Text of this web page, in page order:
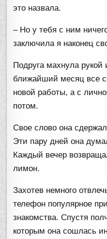
это назвала.
­– Но у тебя с ним
заключила я наконец
Подруга махнула рукой
ближайший месяц все
новой работы, а с
потом.
Свое слово она
Эти пару дней она
Каждый вечер
лимон.
Захотев немного
телефон популярное
знакомства. Спустя
которым она сошлась